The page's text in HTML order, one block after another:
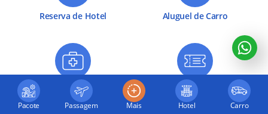
Reserva de Hotel Aluguel de Carro
Seguro de Viagem Ingressos
Pacote Passagem Hotel Carro
Mais